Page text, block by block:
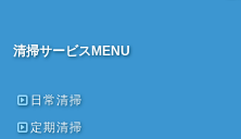
清掃サービスMENU
日常清掃
定期清掃